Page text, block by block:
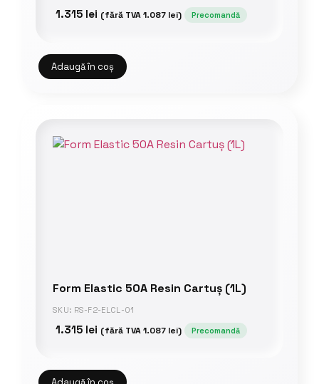
1.315 lei (fără TVA1.087 lei) Precomandă
Adaugă în coș
Form Elastic 50A Resin Cartuș (1L)
SKU: RS-F2-ELCL-01
1.315 lei (fără TVA1.087 lei) Precomandă